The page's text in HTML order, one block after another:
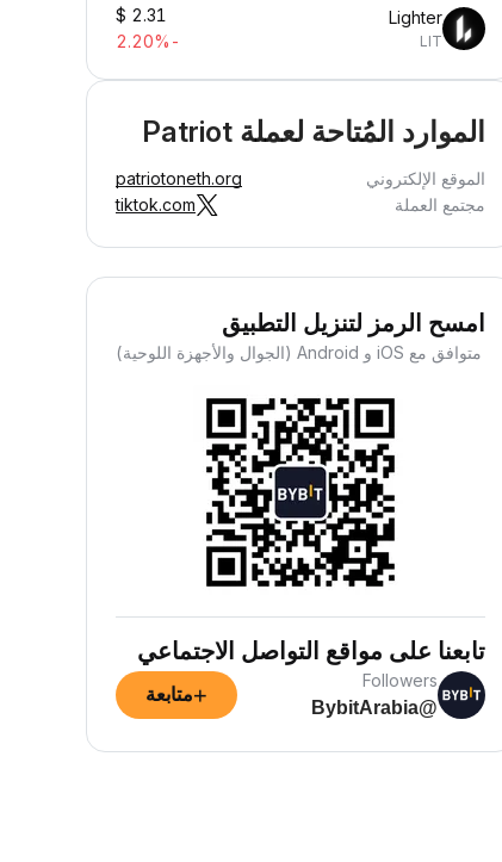
Lighter
LIT
$ 2.31
-2.20%
الموارد المُتاحة لعملة Patriot
الموقع الإلكتروني
patriotoneth.org
مجتمع العملة
tiktok.com
امسح الرمز لتنزيل التطبيق
متوافق مع iOS و Android (الجوال والأجهزة اللوحية)
تابعنا على مواقع التواصل الاجتماعي
Followers
@BybitArabia
+متابعة